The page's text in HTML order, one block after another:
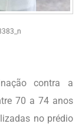
contra a
70 a 74 anos
no prédio